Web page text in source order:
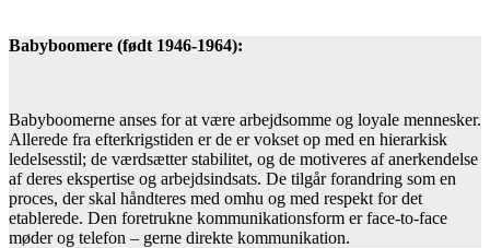
Babyboomere (født 1946-1964):
Babyboomerne anses for at være arbejdsomme og loyale mennesker.
Allerede fra efterkrigstiden er de er vokset op med en hierarkisk
ledelsesstil; de værdsætter stabilitet, og de motiveres af anerkendelse
af deres ekspertise og arbejdsindsats. De tilgår forandring som en
proces, der skal håndteres med omhu og med respekt for det
etablerede. Den foretrukne kommunikationsform er face-to-face
møder og telefon – gerne direkte kommunikation.